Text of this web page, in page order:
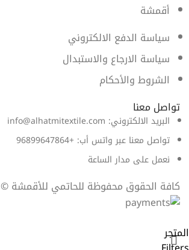
أقمشة
سياسة الدفع الالكتروني
سياسة الارجاع والاستبدال
الشروط والأحكام
تواصل معنا
البريد الالكتروني: info@alhatmitextile.com
تواصل معنا عبر واتس أب: +96899647864
نعمل على مدار الساعة
كافة الحقوق محفوظة للحاتمي للأقمشة © 2024
المتجر